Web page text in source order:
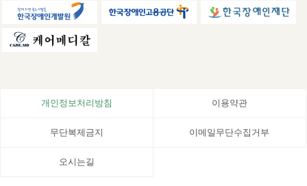
개인정보처리방침 이용약관
무단복제금지 이메일무단수집거부
오시는길